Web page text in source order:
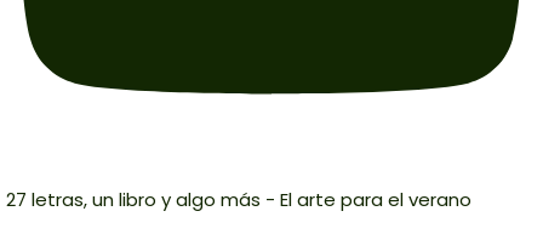
27 letras, un libro y algo más - El arte para el verano